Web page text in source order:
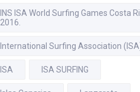
INS ISA World Surfing Games Costa
2016.
International Surfing Association
ISA ISA SURFING